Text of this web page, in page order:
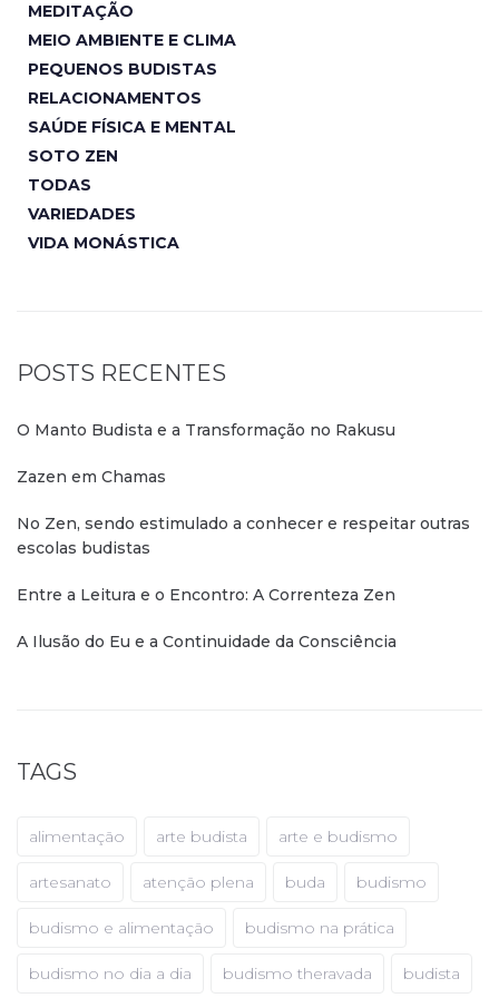
MEDITAÇÃO
MEIO AMBIENTE E CLIMA
PEQUENOS BUDISTAS
RELACIONAMENTOS
SAÚDE FÍSICA E MENTAL
SOTO ZEN
TODAS
VARIEDADES
VIDA MONÁSTICA
POSTS RECENTES
O Manto Budista e a Transformação no Rakusu
Zazen em Chamas
No Zen, sendo estimulado a conhecer e respeitar outras
escolas budistas
Entre a Leitura e o Encontro: A Correnteza Zen
A Ilusão do Eu e a Continuidade da Consciência
TAGS
alimentação arte budista arte e budismo
artesanato atenção plena buda budismo
budismo e alimentação budismo na prática
budismo no dia a dia budismo theravada budista